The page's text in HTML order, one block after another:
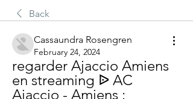
Back
Cassaundra Rosengren
February 24, 2024
regarder Ajaccio Amiens
en streaming ᐉ AC
Ajaccio - Amiens :